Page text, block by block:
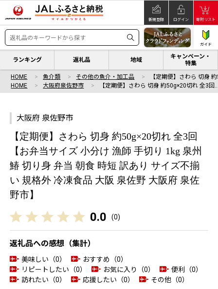
新規登録 ログイン 寄附リスト
ガイド
ランキング 返礼品 地域
キャンペーン・
特集
HOME 魚介類 その他の魚介・加工品
【定期便】さわら 切身
HOME
大阪府泉佐野市 【定期便】さわら 切身 約50g×20切れ 全3回
大阪府 泉佐野市
【定期便】さわら 切身 約50g×20切れ 全3回
【お弁当サイズ 小分け 漁師 手切り 1kg 泉州
鰆 切り身 弁当 朝食 時短 訳あり サイズ不揃
い 規格外 冷凍食品 大阪 泉佐野 大阪府 泉佐
野市】
0.0 (0)
返礼品への感想（集計）
美味しい（0）
おすすめ（0）
リピートしたい（0）
お気に入り（0）
便利（0）
訪れたい（0）
応援したい（0） その他（0）